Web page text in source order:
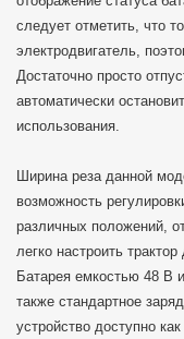
следует отметить, что
электродвигатель,
Достаточно просто
автоматически
использования.
Ширина реза данной
возможность
различных положений,
легко настроить
Батарея емкостью 48 В
также стандартное
устройство доступно